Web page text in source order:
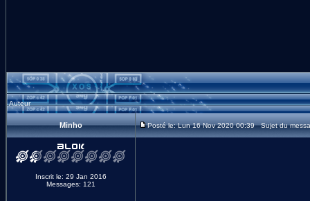
Auteur
Minho Posté le: Lun 16 Nov 2020 00:39 Sujet du
Inscrit le: 29 Jan 2016
Messages: 121